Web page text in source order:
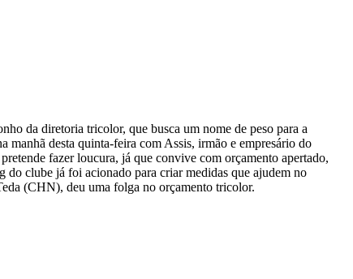
da diretoria tricolor, que busca um nome de peso para a
manhã desta quinta-feira com Assis, irmão e empresário do
fazer loucura, já que convive com orçamento apertado,
clube já foi acionado para criar medidas que ajudem no
(CHN), deu uma folga no orçamento tricolor.